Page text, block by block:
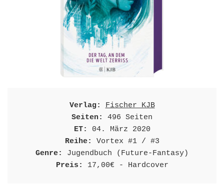
Verlag:
Fischer KJB
Seiten:
ET:
Reihe:
Genre:
Preis:
17,00€ - Hardcover